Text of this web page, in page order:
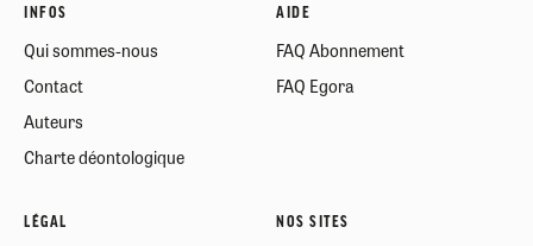
INFOS
Qui sommes-nous
Contact
Auteurs
Charte déontologique
AIDE
FAQ Abonnement
FAQ Egora
LÉGAL NOS SITES